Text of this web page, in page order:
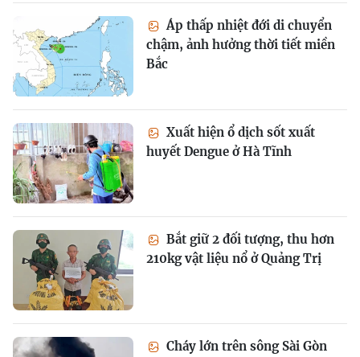
Áp thấp nhiệt đới di chuyển
chậm, ảnh hưởng thời tiết miền
Bắc
Xuất hiện ổ dịch sốt xuất
huyết Dengue ở Hà Tĩnh
Bắt giữ 2 đối tượng, thu hơn
210kg vật liệu nổ ở Quảng Trị
Cháy lớn trên sông Sài Gòn